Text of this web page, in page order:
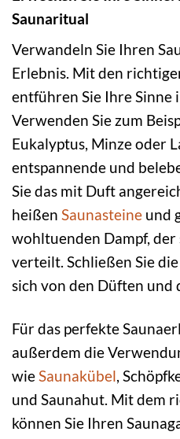
Saunaritual
Verwandeln Sie Ihren
Erlebnis. Mit den
entführen Sie Ihre Sinne
Verwenden Sie zum
Eukalyptus, Minze oder
entspannende und
Sie das mit Duft
heißen Saunasteine und
wohltuenden Dampf, der
verteilt. Schließen Sie
sich von den Düften und
Für das perfekte
außerdem die
wieSaunakübel,
und Saunahut. Mit dem
können Sie Ihren